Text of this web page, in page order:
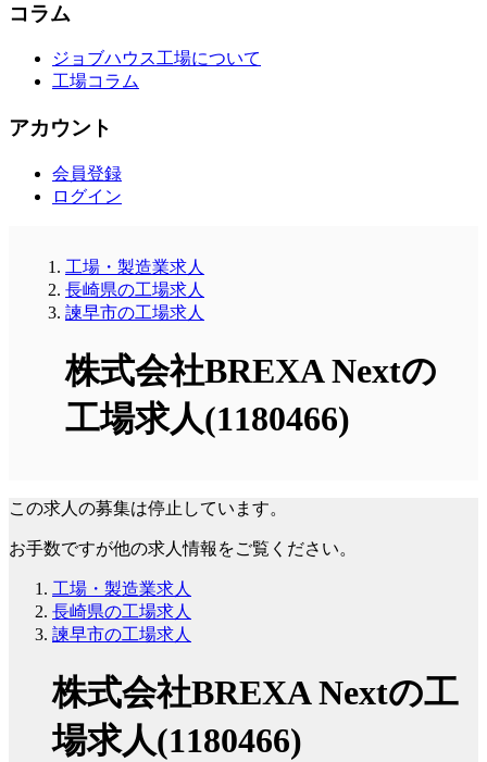
コラム
ジョブハウス工場について
工場コラム
アカウント
会員登録
ログイン
工場・製造業求人
長崎県の工場求人
諫早市の工場求人
株式会社BREXA Nextの
工場求人(1180466)
この求人の募集は停止しています。
お手数ですが他の求人情報をご覧ください。
工場・製造業求人
長崎県の工場求人
諫早市の工場求人
株式会社BREXA Nextの工
場求人(1180466)